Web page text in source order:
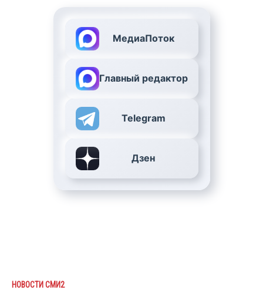
МедиаПоток
Главный редактор
Telegram
Дзен
НОВОСТИ СМИ2